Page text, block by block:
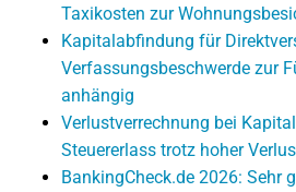
Taxikosten zur
Kapitalabfindung für
Verfassungsbeschwerde zur
anhängig
Verlustverrechnung bei
Steuererlass trotz hoher
BankingCheck.de 2026: Sehr